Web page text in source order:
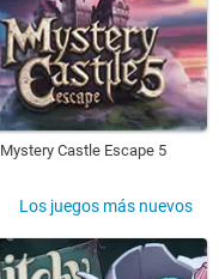
Mystery Castle Escape 5
Los juegos más nuevos